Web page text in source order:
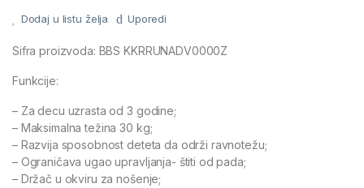
Dodaj u listu želja Uporedi
Sifra proizvoda: BBS KKRRUNADV0000Z
Funkcije:
– Za decu uzrasta od 3 godine;
– Maksimalna težina 30 kg;
– Razvija sposobnost deteta da održi ravnotežu;
– Ograničava ugao upravljanja- štiti od pada;
– Držač u okviru za nošenje;